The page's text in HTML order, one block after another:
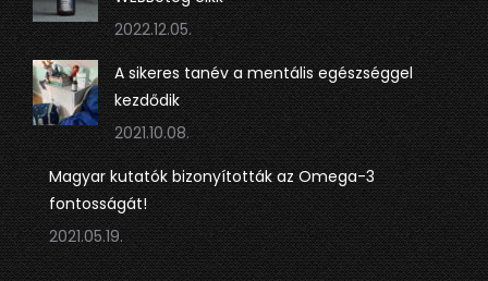
2022.12.05.
A sikeres tanév a mentális egészséggel
kezdődik
2021.10.08.
Magyar kutatók bizonyították az Omega-3
fontosságát!
2021.05.19.